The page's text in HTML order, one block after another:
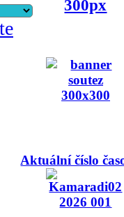
Aktuální číslo